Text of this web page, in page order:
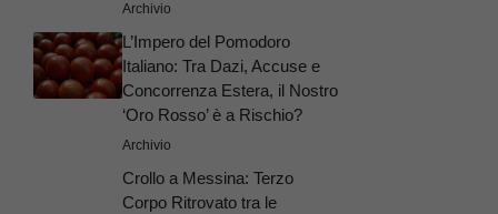
Archivio
L’Impero del Pomodoro
Italiano: Tra Dazi, Accuse e
Concorrenza Estera, il Nostro
‘Oro Rosso’ è a Rischio?
Archivio
Crollo a Messina: Terzo
Corpo Ritrovato tra le